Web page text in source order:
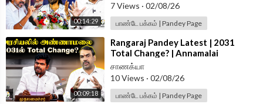
00:14:29
7 Views · 02/08/26
பாண்டே பக்கம் | Pandey Page
00:09:18
⁣Rangaraj Pandey Latest | 2031
Total Change? | Annamalai
Udhayanidhi Vijay | DMK ADMK
TVK |#AskPandey
சாணக்யா
10 Views · 02/08/26
பாண்டே பக்கம் | Pandey Page